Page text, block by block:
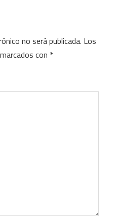
no será publicada. Los
con *